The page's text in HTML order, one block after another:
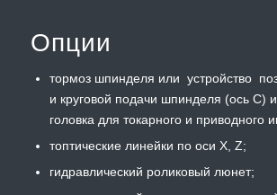
Опции
тормоз шпинделя или устройство
и круговой подачи шпинделя (ось С)
головка для токарного и приводного
топтические линейки по оси Х, Z;
гидравлический роликовый люнет;